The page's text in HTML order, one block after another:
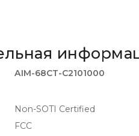
AIM-68CT-C2101000
Non-SOTI Certified
FCC